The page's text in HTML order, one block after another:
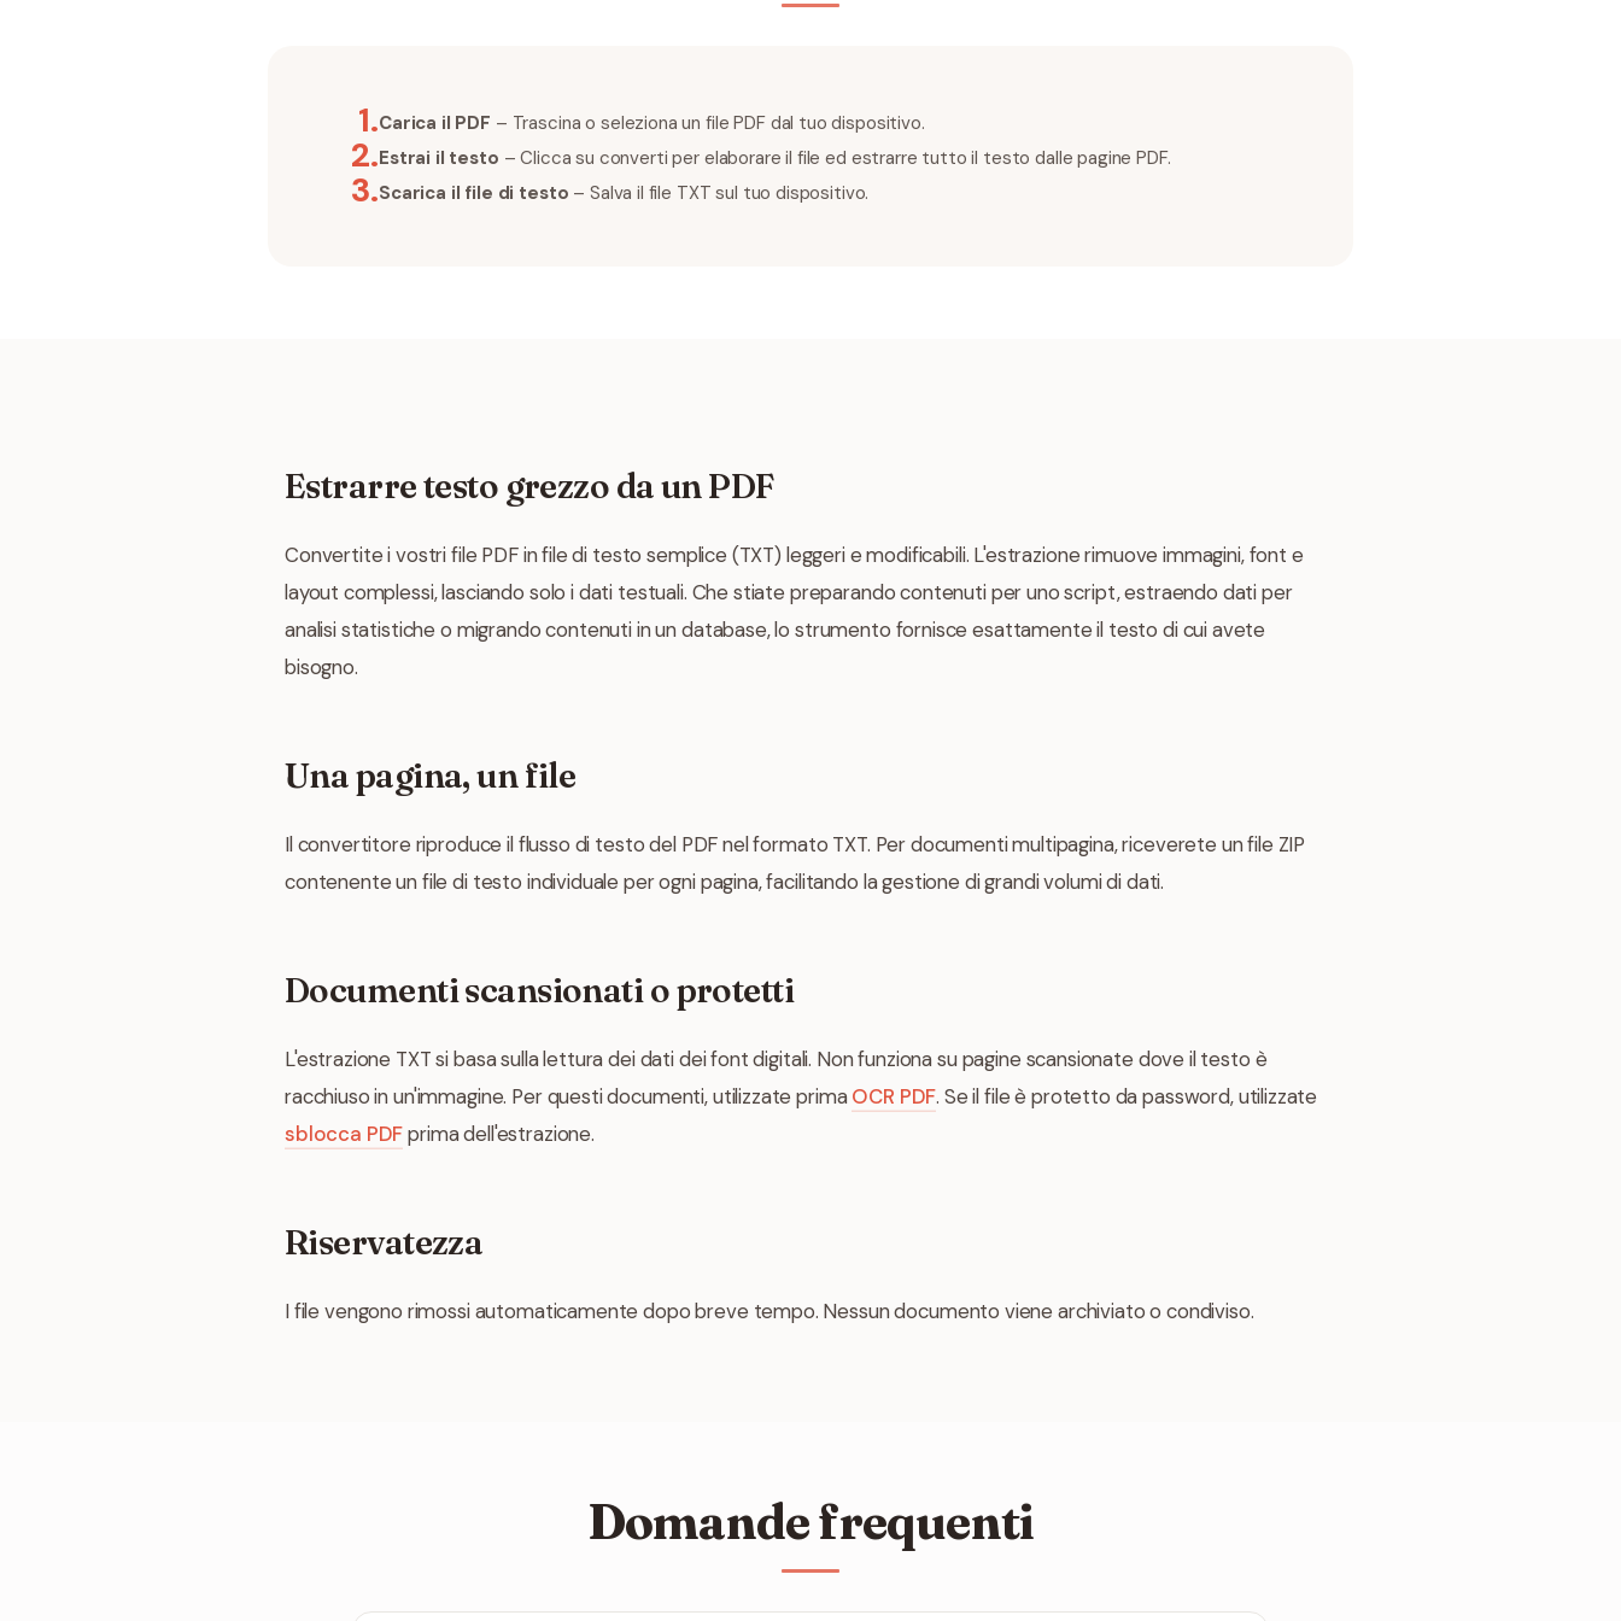
1.Carica il PDF – Trascina o seleziona un file PDF dal tuo dispositivo.
2.Estrai il testo – Clicca su converti per elaborare il file ed estrarre tutto il testo dalle pagine PDF.
3.Scarica il file di testo – Salva il file TXT sul tuo dispositivo.
Estrarre testo grezzo da un PDF
Convertite i vostri file PDF in file di testo semplice (TXT) leggeri e modificabili. L'estrazione rimuove immagini, font e
layout complessi, lasciando solo i dati testuali. Che stiate preparando contenuti per uno script, estraendo dati per
analisi statistiche o migrando contenuti in un database, lo strumento fornisce esattamente il testo di cui avete
bisogno.
Una pagina, un file
Il convertitore riproduce il flusso di testo del PDF nel formato TXT. Per documenti multipagina, riceverete un file ZIP
contenente un file di testo individuale per ogni pagina, facilitando la gestione di grandi volumi di dati.
Documenti scansionati o protetti
L'estrazione TXT si basa sulla lettura dei dati dei font digitali. Non funziona su pagine scansionate dove il testo è
racchiuso in un'immagine. Per questi documenti, utilizzate primaOCR PDF. Se il file è protetto da password, utilizzate
sblocca PDFprima dell'estrazione.
Riservatezza
I file vengono rimossi automaticamente dopo breve tempo. Nessun documento viene archiviato o condiviso.
Domande frequenti